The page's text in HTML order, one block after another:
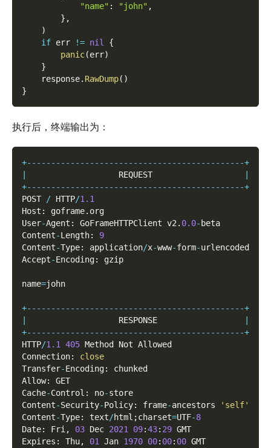
"name" : "john" ,
} ,
)
if err != nil
{
panic(err)
}
    response
. RawDump( )
}
执行后，终端输出为：
+-- -- -- -- -- -- -- -- -- -- -- -- -- -- -- -- -- -- -- -- -- -- -+
                   REQUEST
+-- -- -- -- -- -- -- -- -- -- -- -- -- -- -- -- -- -- -- -- -- -- -+
POST / HTTP/1.1
Host : goframe. org
User-Agent : GoFrameHTTPClient v2. 0.0- beta
Content-Length:
9
Content-Type: application/x-www-form-urlencoded
Accept-Encoding: gzip
name=john
+-- -- -- -- -- -- -- -- -- -- -- -- -- -- -- -- -- -- -- -- -- -- -+
                   RESPONSE
+-- -- -- -- -- -- -- -- -- -- -- -- -- -- -- -- -- -- -- -- -- -- -+
HTTP/1.1 405 Method Not Allowed
Connection:
close
Transfer-Encoding:
chunked
Allow:
GET
Cache-Control : no-store
Content-Security-Policy: frame-ancestors
'self'
Content-Type: text/html ;charset=UTF-8
Date: Fri, 03 Dec 2021 09:43: 29 GMT
Expires : Thu, 01 Jan 1970 00: 00: 00 GMT